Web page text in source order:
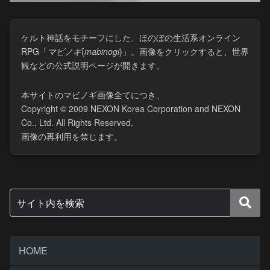
ケルト神話をモチーフにした、ほのぼの生活系オンライン
RPG「 マビノギ(​mabinogi)」。画像をクリックすると、世界
観などの公式説明ページが開きます。
本サイトのマビノギ画像全てにつき、
Copyright © 2009 NEXON Korea Corporation and NEXON
Co., Ltd. All Rights Reserved.
画像の再利用を禁じます。
HOME